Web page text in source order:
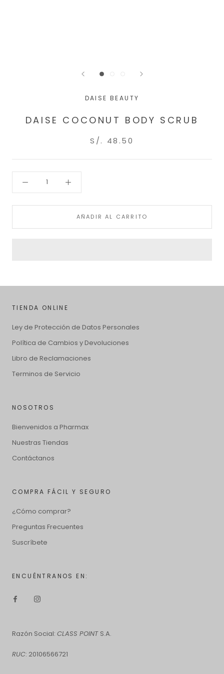
DAISE BEAUTY
DAISE COCONUT BODY SCRUB
S/. 48.50
AÑADIR AL CARRITO
TIENDA ONLINE
Ley de Protección de Datos Personales
Política de Cambios y Devoluciones
Libro de Reclamaciones
Terminos de Servicio
NOSOTROS
Bienvenidos a Pharmax
Nuestras Tiendas
Contáctanos
COMPRA FÁCIL Y SEGURO
¿Cómo comprar?
Preguntas Frecuentes
Suscríbete
ENCUÉNTRANOS EN:
Razón Social: CLASS POINT S.A.
RUC: 20106566721